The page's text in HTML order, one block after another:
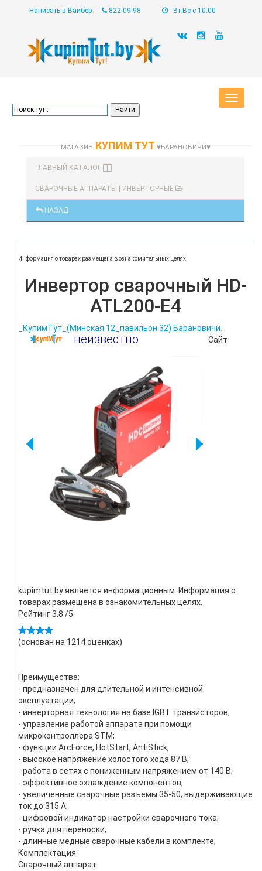
Написать в Вайбер 822-09-98 Вт-Вс с 10:00
Toggle
МАГАЗИН КУПИМ ТУТ ♥БАРАНОВИЧИ♥
ГЛАВНЫЙ КАТАЛОГ
СВАРОЧНЫЕ АППАРАТЫ | ИНВЕРТОРНЫЕ
НАЗАД
Информация о товарах размещена в ознакомительных целях.
Инвертор сварочный HD-
ATL200-E4
_КупимТут_(Минская 12_павильон 32) Барановичи.
неизвестно Сайт
kupimtut.by является информационным. Информация о
товарах размещена в ознакомительных целях.
Рейтинг3.8 /5
(основан на 1214оценках)
Преимущества:
- предназначен для длительной и интенсивной
эксплуатации;
- инверторная технология на базе IGBT транзисторов;
- управление работой аппарата при помощи
микроконтроллера STM;
- функции ArcForce, HotStart, AntiStick;
- высокое напряжение холостого хода 87 В;
- работа в сетях с пониженным напряжением от 140 В;
- эффективное охлаждение компонентов;
- увеличенные сварочные разъемы 35-50, выдерживающие
ток до 315 А;
- цифровой индикатор настройки сварочного тока;
- ручка для переноски;
- длинные медные сварочные кабели в комплекте;
Комплектация:
Сварочный аппарат